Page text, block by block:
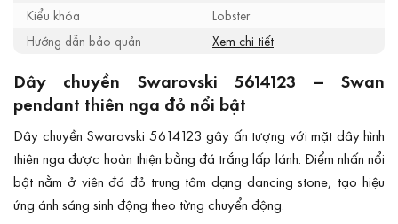
Kiểu khóa
Lobster
Hướng dẫn bảo quản
Xem chi tiết
Dây chuyền Swarovski 5614123 – Swan
pendant thiên nga đỏ nổi bật
Dây chuyền Swarovski 5614123 gây ấn tượng với mặt dây hình
thiên nga được hoàn thiện bằng đá trắng lấp lánh. Điểm nhấn nổi
bật nằm ở viên đá đỏ trung tâm dạng dancing stone, tạo hiệu
ứng ánh sáng sinh động theo từng chuyển động.